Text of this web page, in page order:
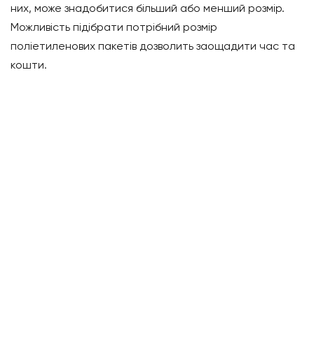
них, може знадобитися більший або менший розмір.
Можливість підібрати потрібний розмір
поліетиленових пакетів дозволить заощадити час та
кошти.